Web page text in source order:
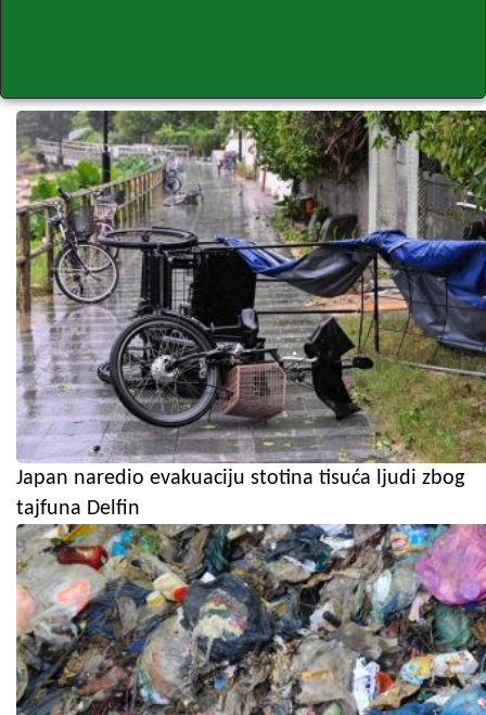
Japan naredio evakuaciju stotina tisuća ljudi zbog
tajfuna Delfin